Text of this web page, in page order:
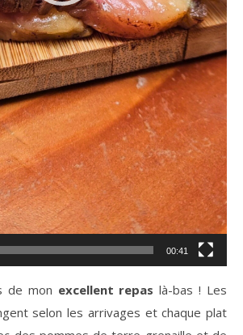
00:41
de mon excellent repas là-bas ! Les
selon les arrivages et chaque plat